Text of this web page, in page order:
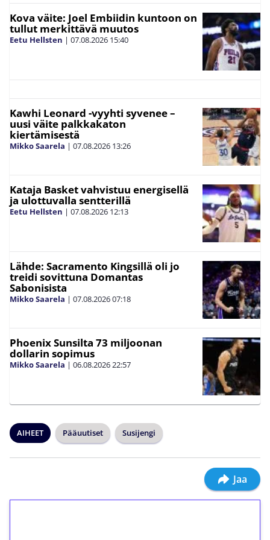
Kova väite: Joel Embiidin kuntoon on
tullut merkittävä muutos
Eetu Hellsten | 07.08.2026 15:40
Kawhi Leonard -vyyhti syvenee –
uusi väite palkkakaton
kiertämisestä
Mikko Saarela | 07.08.2026 13:26
Kataja Basket vahvistuu energisellä
ja ulottuvalla sentterillä
Eetu Hellsten | 07.08.2026 12:13
Lähde: Sacramento Kingsillä oli jo
treidi sovittuna Domantas
Sabonisista
Mikko Saarela | 07.08.202607:18
Phoenix Sunsilta 73 miljoonan
dollarin sopimus
Mikko Saarela | 06.08.202622:57
AIHEET Pääuutiset Susijengi
Jaa